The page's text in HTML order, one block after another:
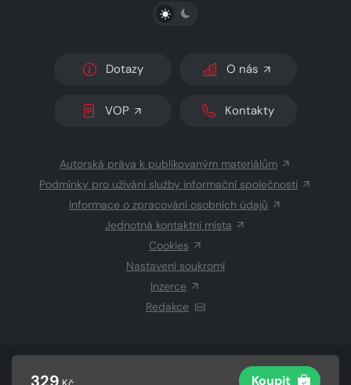
329 Koupit
PŘEPNOUT SVĚTLÝ/TMAVÝ REŽIM
Dotazy O nás
VOP Kontakty
Autorská práva k publikovaným materiálům
Podmínky pro užívání služby informační společnosti
Informace o zpracování osobních údajů
Jednotná kontaktní místa
Cookies
Nastavení soukromí
Inzerce
Redakce
CZECH NEWS CENTER a.s.a dodavatelé